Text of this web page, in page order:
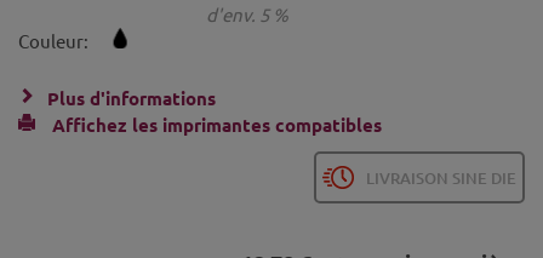
d'env. 5 %
Couleur:
Plus d'informations
Affichez les imprimantes compatibles
LIVRAISON SINE DIE